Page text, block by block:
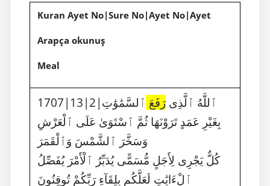
Kuran Ayet No|Sure No|Ayet No|Ayet
Arapça okunuş
Meal
1707|13|2|ٱللَّهُ ٱلَّذِىرَفَعَ ٱلسَّمَٰوَٰتِ
بِغَيْرِ عَمَدٍ تَرَوْنَهَا ثُمَّ ٱسْتَوَىٰ عَلَى ٱلْعَرْشِ
وَسَخَّرَ ٱلشَّمْسَ وَٱلْقَمَرَ
كُلٌّ يَجْرِى لِأَجَلٍ مُّسَمًّى يُدَبِّرُ ٱلْأَمْرَ يُفَصِّلُ
ٱلْءَايَٰتِ لَعَلَّكُم بِلِقَآءِ رَبِّكُمْ تُوقِنُونَ